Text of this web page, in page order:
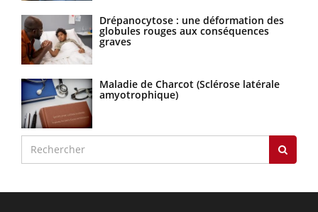
Drépanocytose : une déformation des
globules rouges aux conséquences
graves
Maladie de Charcot (Sclérose latérale
amyotrophique)